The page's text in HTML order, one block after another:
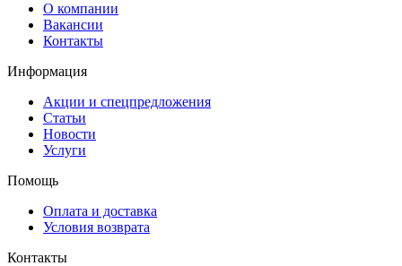
О компании
Вакансии
Контакты
Информация
Акции и спецпредложения
Статьи
Новости
Услуги
Помощь
Оплата и доставка
Условия возврата
Контакты